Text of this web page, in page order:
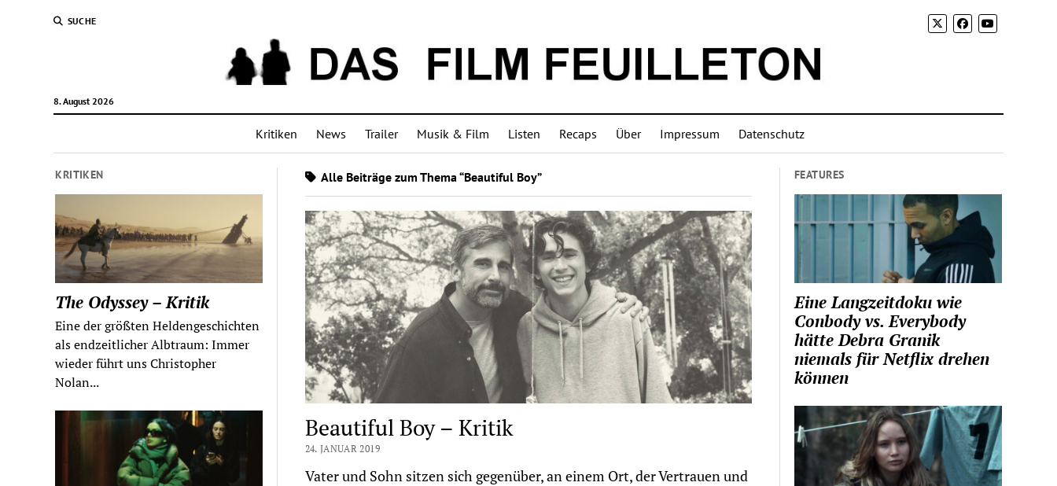
SUCHE
8. August 2026
Kritiken News Trailer Musik & Film Listen Recaps Über Impressum Datenschutz
KRITIKEN
The Odyssey – Kritik
Eine der größten Heldengeschichten
als endzeitlicher Albtraum: Immer
wieder führt uns Christopher
Nolan...
Alle Beiträge zum Thema “Beautiful Boy”
Beautiful Boy – Kritik
24. JANUAR 2019
Vater und Sohn sitzen sich gegenüber, an einem Ort, der Vertrauen und
FEATURES
Eine Langzeitdoku wie
Conbody vs. Everybody
hätte Debra Granik
niemals für Netflix drehen
können